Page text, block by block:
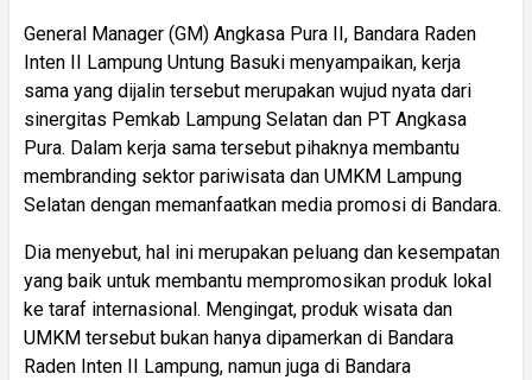
General Manager (GM) Angkasa Pura II, Bandara Raden
Inten II Lampung Untung Basuki menyampaikan, kerja
sama yang dijalin tersebut merupakan wujud nyata dari
sinergitas Pemkab Lampung Selatan dan PT Angkasa
Pura. Dalam kerja sama tersebut pihaknya membantu
membranding sektor pariwisata dan UMKM Lampung
Selatan dengan memanfaatkan media promosi di Bandara.
Dia menyebut, hal ini merupakan peluang dan kesempatan
yang baik untuk membantu mempromosikan produk lokal
ke taraf internasional. Mengingat, produk wisata dan
UMKM tersebut bukan hanya dipamerkan di Bandara
Raden Inten II Lampung, namun juga di Bandara